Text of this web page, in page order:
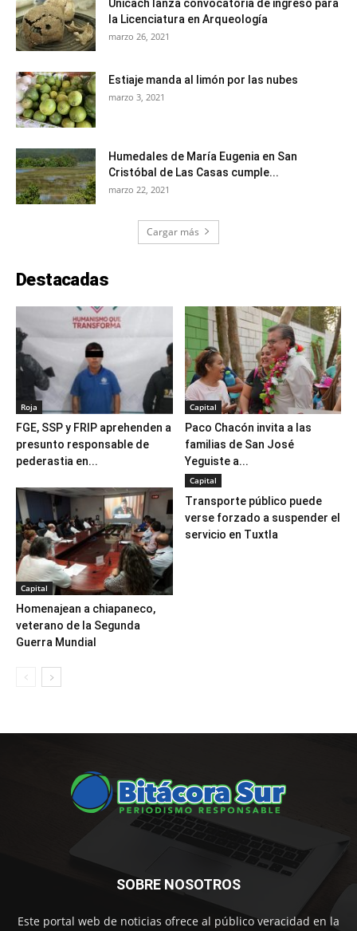
Unicach lanza convocatoria de ingreso para
la Licenciatura en Arqueología
marzo 26, 2021
Estiaje manda al limón por las nubes
marzo 3, 2021
Humedales de María Eugenia en San
Cristóbal de Las Casas cumple...
marzo 22, 2021
Cargar más
Destacadas
Roja
FGE, SSP y FRIP aprehenden a
presunto responsable de
pederastia en...
Capital
Paco Chacón invita a las
familias de San José
Yeguiste a...
Capital
Homenajean a chiapaneco,
veterano de la Segunda
Guerra Mundial
Capital
Transporte público puede
verse forzado a suspender el
servicio en Tuxtla
SOBRE NOSOTROS
Este portal web de noticias ofrece al público veracidad en la